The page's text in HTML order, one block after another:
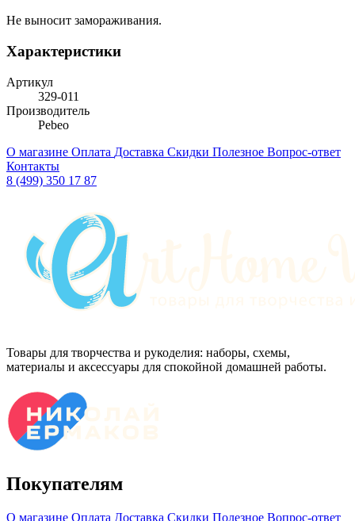
Не выносит замораживания.
Характеристики
Артикул
329-011
Производитель
Pebeo
О магазине Оплата Доставка Скидки Полезное Вопрос-ответ
Контакты
8 (499) 350 17 87
Товары для творчества и рукоделия: наборы, схемы,
материалы и аксессуары для спокойной домашней работы.
Покупателям
О магазине Оплата Доставка Скидки Полезное Вопрос-ответ